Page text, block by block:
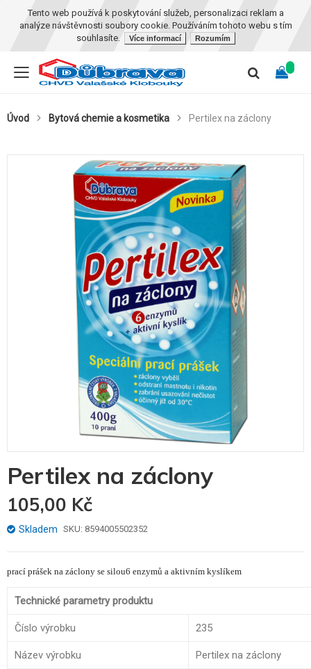
Tento web používá k poskytování služeb, personalizaci reklam a
analýze návštěvnosti soubory cookie. Používáním tohoto webu s tím
souhlasíte.
Více informací Rozumím
Úvod Bytová chemie a kosmetika Pertilex na záclony
Pertilex na záclony
105,00 Kč
Skladem SKU 8594005502352
prací prášek na záclony se silou6 enzymů a aktivním kyslíkem
Technické parametry produktu
Číslo výrobku 235
Název výrobku Pertilex na záclony
to
beginning
of
the
gallery